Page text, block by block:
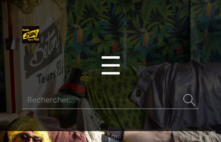
☰